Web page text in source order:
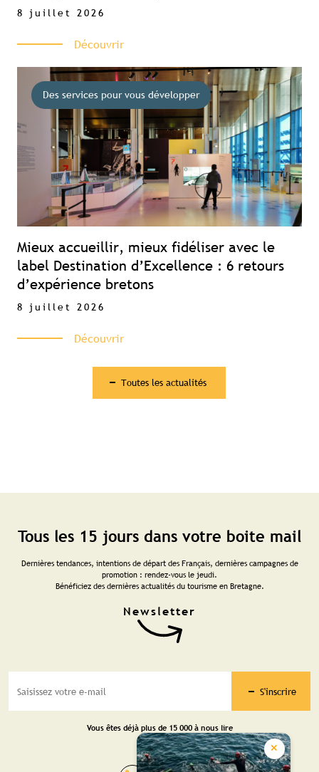
8 juillet 2026
Découvrir
Des services pour vous développer
Mieux accueillir, mieux fidéliser avec le
label Destination d’Excellence : 6 retours
d’expérience bretons
8 juillet 2026
Découvrir
Toutes les actualités
Tous les 15 jours dans votre boite mail
Dernières tendances, intentions de départ des Français, dernières campagnes de
promotion : rendez-vous le jeudi.
Bénéficiez des dernières actualités du tourisme en Bretagne.
S'inscrire
Vous êtes déjà plus de 15 000 à nous lire